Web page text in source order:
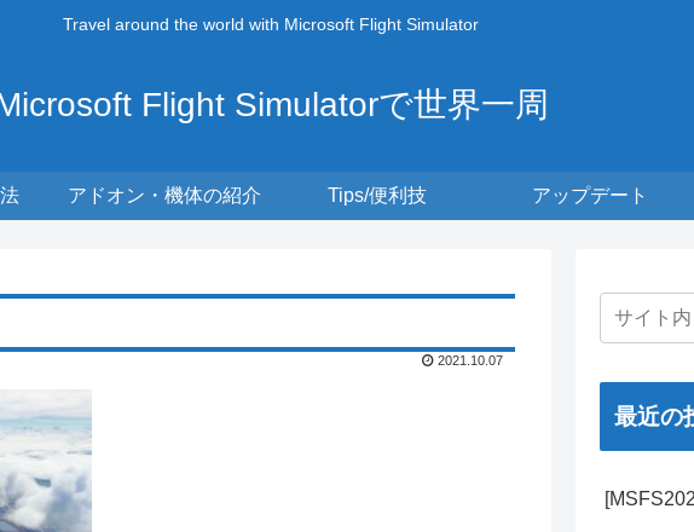
Travel around the world with Microsoft Flight Simulator
Flight Simulatorで世界一周
アドオン・機体の紹介 Tips/便利技 アップデート
2021.10.07
最近の